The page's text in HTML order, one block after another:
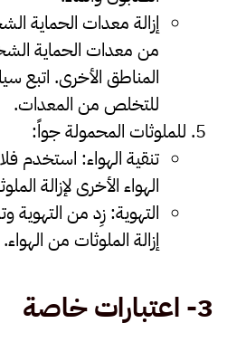
إزالة معدات الحماية
من معدات الحماية
المناطق الأخرى. اتبع
للتخلص من المعدات.
للملوثات المحمولة جواً:
تنقية الهواء:
الهواء الأخرى لإزالة
التهوية: زِد من التهوية
إزالة الملوثات من الهواء.
3- اعتبارات خاصة